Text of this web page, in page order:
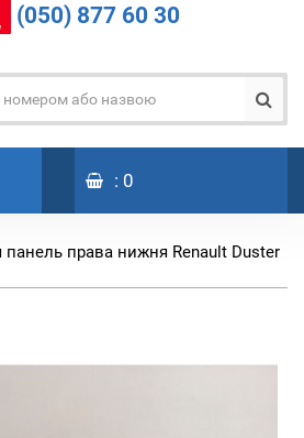
(050) 877 60 30
: 0
панель права нижня Renault Duster